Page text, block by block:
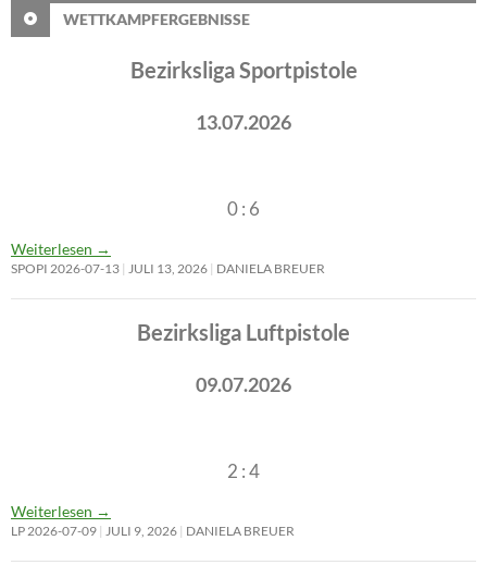
WETTKAMPFERGEBNISSE
Bezirksliga Sportpistole
13.07.2026
0 : 6
Weiterlesen →
SPOPI 2026-07-13 JULI 13, 2026 DANIELA BREUER
Bezirksliga Luftpistole
09.07.2026
2 : 4
Weiterlesen →
LP 2026-07-09 JULI 9, 2026 DANIELA BREUER